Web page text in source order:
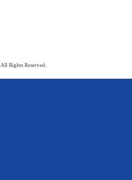
. All Rights Reserved.